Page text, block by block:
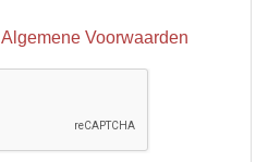
Algemene Voorwaarden